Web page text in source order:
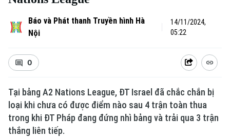
Báo và Phát thanh Truyền hình Hà
Nội
14/11/2024,
05:22
0
Tại bảng A2 Nations League, ĐT Israel đã chắc chắn bị
loại khi chưa có được điểm nào sau 4 trận toàn thua
trong khi ĐT Pháp đang đứng nhì bảng và trải qua 3 trận
thắng liên tiếp.